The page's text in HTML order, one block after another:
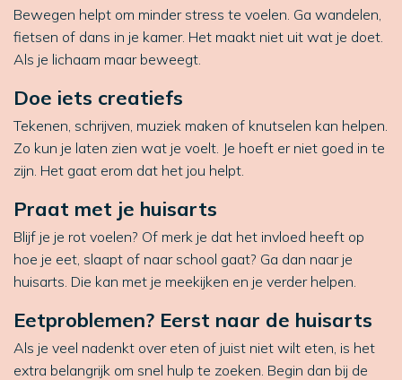
Bewegen helpt om minder stress te voelen. Ga wandelen,
fietsen of dans in je kamer. Het maakt niet uit wat je doet.
Als je lichaam maar beweegt.
Doe iets creatiefs
Tekenen, schrijven, muziek maken of knutselen kan helpen.
Zo kun je laten zien wat je voelt. Je hoeft er niet goed in te
zijn. Het gaat erom dat het jou helpt.
Praat met je huisarts
Blijf je je rot voelen? Of merk je dat het invloed heeft op
hoe je eet, slaapt of naar school gaat? Ga dan naar je
huisarts. Die kan met je meekijken en je verder helpen.
Eetproblemen? Eerst naar de huisarts
Als je veel nadenkt over eten of juist niet wilt eten, is het
extra belangrijk om snel hulp te zoeken. Begin dan bij de